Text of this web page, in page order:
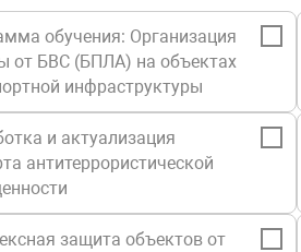
обучения: Организация
от БВС (БПЛА) на объектах
инфраструктуры
и актуализация
антитеррористической
защита объектов от